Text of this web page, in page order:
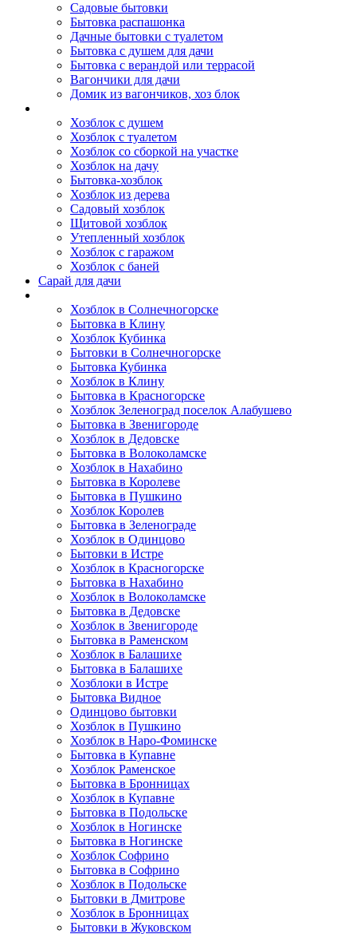
Садовые бытовки
Бытовка распашонка
Дачные бытовки с туалетом
Бытовка с душем для дачи
Бытовка с верандой или террасой
Вагончики для дачи
Домик из вагончиков, хоз блок
Хозблок с душем
Хозблок с туалетом
Хозблок со сборкой на участке
Хозблок на дачу
Бытовка-хозблок
Хозблок из дерева
Садовый хозблок
Щитовой хозблок
Утепленный хозблок
Хозблок с гаражом
Хозблок с баней
Сарай для дачи
Хозблок в Солнечногорске
Бытовка в Клину
Хозблок Кубинка
Бытовки в Солнечногорске
Бытовка Кубинка
Хозблок в Клину
Бытовка в Красногорске
Хозблок Зеленоград поселок Алабушево
Бытовка в Звенигороде
Хозблок в Дедовске
Бытовка в Волоколамске
Хозблок в Нахабино
Бытовка в Королеве
Бытовкa в Пушкино
Хозблок Королев
Бытовка в Зеленограде
Хозблок в Одинцово
Бытовки в Истре
Хозблок в Красногорске
Бытовка в Нахабино
Хозблок в Волоколамске
Бытовкa в Дедовске
Хозблок в Звенигороде
Бытовка в Раменском
Хозблок в Балашихе
Бытовкa в Балашихе
Хозблоки в Истре
Бытовка Видное
Одинцово бытовки
Хозблок в Пушкино
Хозблок в Наро-Фоминске
Бытовка в Купавне
Хозблок Раменское
Бытовка в Бронницах
Хозблок в Купавне
Бытовка в Подольске
Хозблок в Ногинске
Бытовка в Ногинске
Хозблок Софрино
Бытовка в Софрино
Хозблок в Подольске
Бытовки в Дмитрове
Хозблок в Бронницах
Бытовки в Жуковском